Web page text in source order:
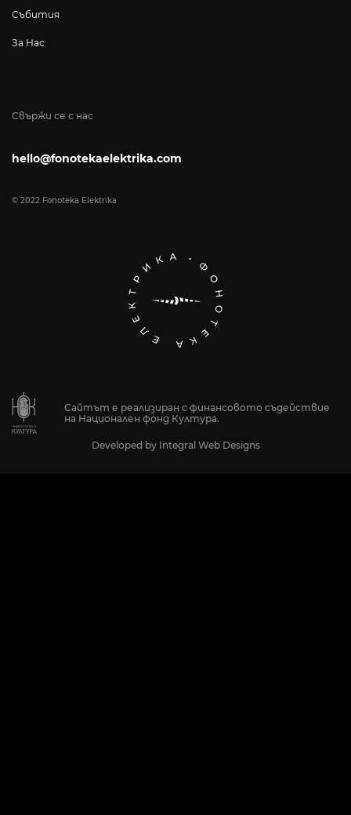
Свържи се с нас
hello@fonotekaelektrika.com
© 2022 Fonoteka Elektrika
Събития
За Нас
Сайтът е реализиран с финансовото съдействие
на Национален фонд Култура.
Developed by Integral Web Designs